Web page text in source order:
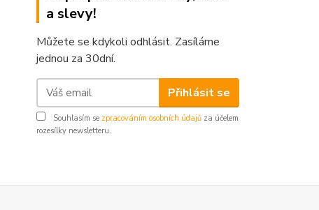
a slevy!
Můžete se kdykoli odhlásit. Zasíláme
jednou za 30dní.
Přihlásit se
Souhlasím se zpracováním osobních údajů za účelem
rozesílky newsletteru.